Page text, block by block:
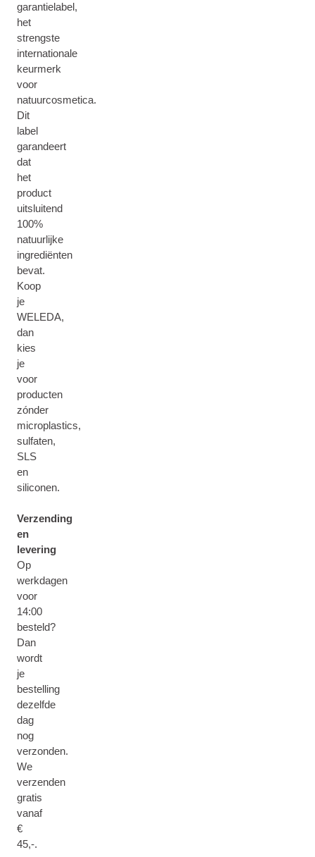
garantielabel,
het
strengste
internationale
keurmerk
voor
natuurcosmetica.
Dit
label
garandeert
dat
het
product
uitsluitend
100%
natuurlijke
ingrediënten
bevat.
Koop
je
WELEDA,
dan
kies
je
voor
producten
zónder
microplastics,
sulfaten,
SLS
en
siliconen.
Verzending
en
levering
Op
werkdagen
voor
14:00
besteld?
Dan
wordt
je
bestelling
dezelfde
dag
nog
verzonden.
We
verzenden
gratis
vanaf
€
45,-.